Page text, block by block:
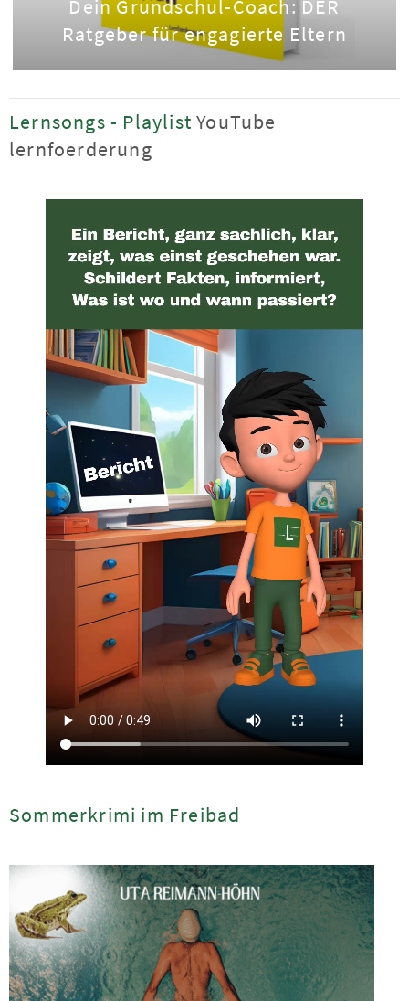
Dein Grundschul-Coach: DER
Ratgeber für engagierte Eltern
Lernsongs - PlaylistYouTube
lernfoerderung
Sommerkrimi im Freibad